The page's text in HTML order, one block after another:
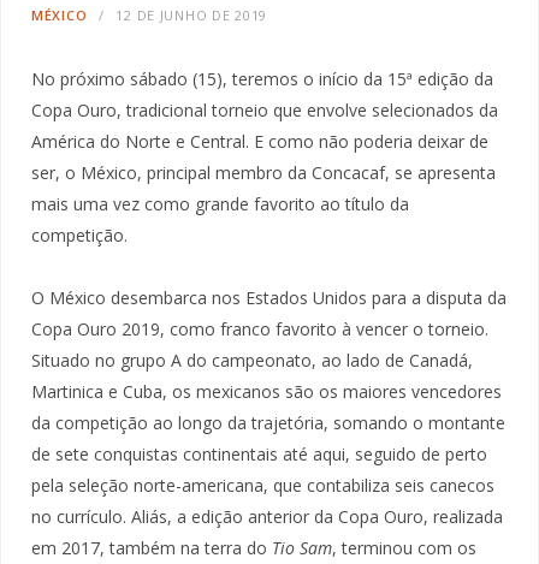
MÉXICO 12 DE JUNHO DE 2019
No próximo sábado (15), teremos o início da 15ª edição da
Copa Ouro, tradicional torneio que envolve selecionados da
América do Norte e Central. E como não poderia deixar de
ser, o México, principal membro da Concacaf, se apresenta
mais uma vez como grande favorito ao título da
competição.
O México desembarca nos Estados Unidos para a disputa da
Copa Ouro 2019, como franco favorito à vencer o torneio.
Situado no grupo A do campeonato, ao lado de Canadá,
Martinica e Cuba, os mexicanos são os maiores vencedores
da competição ao longo da trajetória, somando o montante
de sete conquistas continentais até aqui, seguido de perto
pela seleção norte-americana, que contabiliza seis canecos
no currículo. Aliás, a edição anterior da Copa Ouro, realizada
em 2017, também na terra do Tio Sam, terminou com os